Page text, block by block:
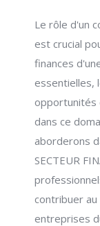
Le rôle d'un
est crucial
finances
essentielles,
opportunités
dans ce
aborderons
SECTEUR
contribuer au
entreprises